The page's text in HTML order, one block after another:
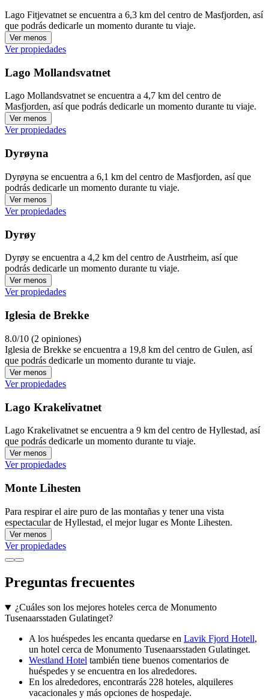
Lago Fitjevatnet se encuentra a 6,3 km del centro de Masfjorden, así
que podrás dedicarle un momento durante tu viaje.
Ver menos
Ver propiedades
Lago Mollandsvatnet
Lago Mollandsvatnet se encuentra a 4,7 km del centro de
Masfjorden, así que podrás dedicarle un momento durante tu viaje.
Ver menos
Ver propiedades
Dyrøyna
Dyrøyna se encuentra a 6,1 km del centro de Masfjorden, así que
podrás dedicarle un momento durante tu viaje.
Ver menos
Ver propiedades
Dyrøy
Dyrøy se encuentra a 4,2 km del centro de Austrheim, así que
podrás dedicarle un momento durante tu viaje.
Ver menos
Ver propiedades
Iglesia de Brekke
8.0/10 (2 opiniones)
Iglesia de Brekke se encuentra a 19,8 km del centro de Gulen, así
que podrás dedicarle un momento durante tu viaje.
Ver menos
Ver propiedades
Lago Krakelivatnet
Lago Krakelivatnet se encuentra a 9 km del centro de Hyllestad, así
que podrás dedicarle un momento durante tu viaje.
Ver menos
Ver propiedades
Monte Lihesten
Para respirar el aire puro de las montañas y tener una vista
espectacular de Hyllestad, el mejor lugar es Monte Lihesten.
Ver menos
Ver propiedades
Preguntas frecuentes
¿Cuáles son los mejores hoteles cerca de Monumento
Tusenaarsstaden Gulatinget?
A los huéspedes les encanta quedarse en Lavik Fjord Hotell,
un hotel cerca de Monumento Tusenaarsstaden Gulatinget.
Westland Hotel también tiene buenos comentarios de
huéspedes y se encuentra en los alrededores.
En los alrededores, encontrarás 228 hoteles, alquileres
vacacionales y más opciones de hospedaje.